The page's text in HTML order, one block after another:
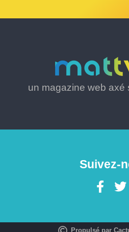
un magazine web axé
Suivez-
Propulsé par